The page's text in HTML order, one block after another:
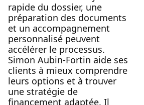
rapide du dossier, une
préparation des documents
et un accompagnement
personnalisé peuvent
accélérer le processus.
Simon Aubin-Fortin aide ses
clients à mieux comprendre
leurs options et à trouver
une stratégie de
financement adaptée. Il